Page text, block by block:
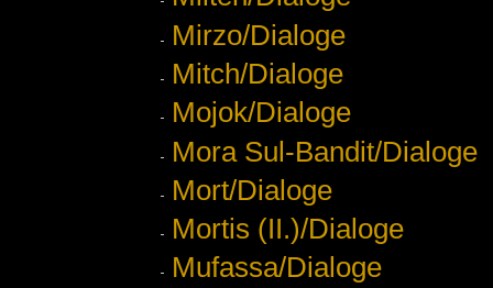
Mirzo/Dialoge
Mitch/Dialoge
Mojok/Dialoge
Mora Sul-Bandit/Dialoge
Mort/Dialoge
Mortis (II.)/Dialoge
Mufassa/Dialoge